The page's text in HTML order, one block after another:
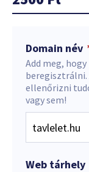
Domain név
Add meg,
beregisztrálni.
ellenőrizni
vagy sem!
Web tárhely